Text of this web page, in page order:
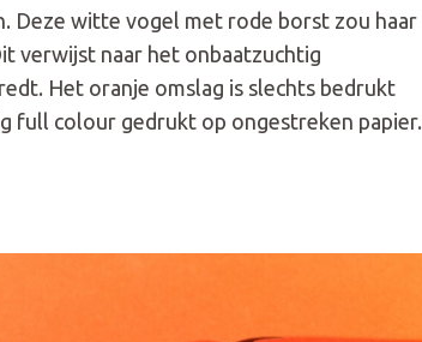
Deze witte vogel met rode borst zou haar
verwijst naar het onbaatzuchtig
Het oranje omslag is slechts bedrukt
full colour gedrukt op ongestreken papier.